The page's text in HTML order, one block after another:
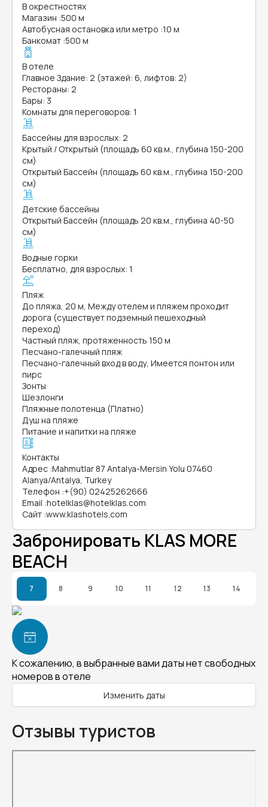
В окрестностях
Магазин :500 м
Автобусная остановка или метро :10 м
Банкомат :500 м
В отеле
Главное Здание: 2 (этажей: 6, лифтов: 2)
Рестораны: 2
Бары: 3
Комнаты для переговоров: 1
Бассейны для взрослых: 2
Крытый / Открытый (площадь 60 кв.м., глубина 150-200
см)
Открытый Бассейн (площадь 60 кв.м., глубина 150-200
см)
Детские бассейны
Открытый Бассейн (площадь 20 кв.м., глубина 40-50
см)
Водные горки
Бесплатно, для взрослых: 1
Пляж
До пляжа, 20 м, Между отелем и пляжем проходит
дорога (существует подземный пешеходный
переход)
Частный пляж, протяженность 150 м
Песчано-галечный пляж
Песчано-галечный вход в воду, Имеется понтон или
пирс
Зонты
Шезлонги
Пляжные полотенца (Платно)
Душ на пляже
Питание и напитки на пляже
Контакты
Адрес :Mahmutlar 87 Antalya-Mersin Yolu 07460
Alanya/Antalya, Turkey
Телефон :+(90) 02425262666
Email :hotelklas@hotelklas.com
Сайт :www.klashotels.com
Забронировать KLAS MORE
BEACH
7 8 9 10 11 12 13 14
К сожалению, в выбранные вами даты нет свободных
номеров в отеле
Изменить даты
Отзывы туристов